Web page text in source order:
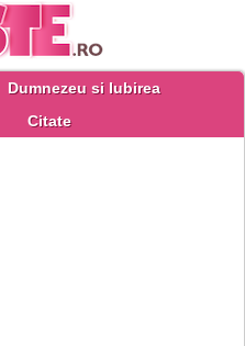
Dumnezeu si Iubirea
Citate